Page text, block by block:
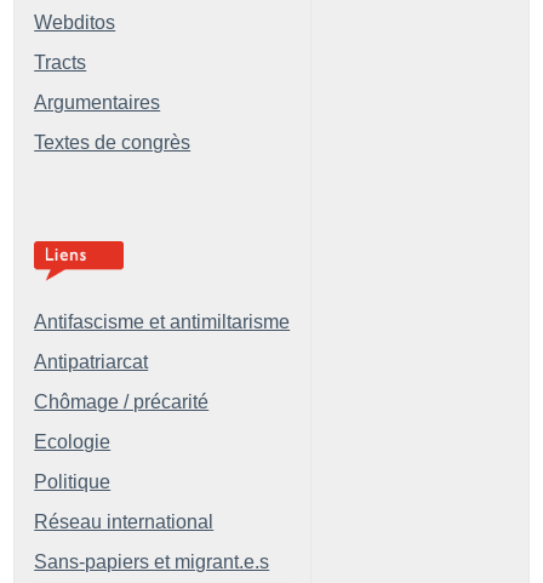
Webditos
Tracts
Argumentaires
Textes de congrès
Antifascisme et antimiltarisme
Antipatriarcat
Chômage / précarité
Ecologie
Politique
Réseau international
Sans-papiers et migrant.e.s